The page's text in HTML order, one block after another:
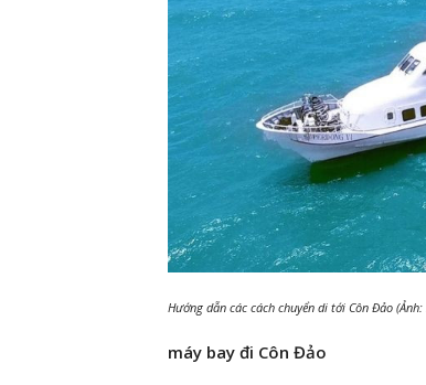
Hướng dẫn các cách chuyển di tới Côn Đảo
máy bay đi Côn Đảo